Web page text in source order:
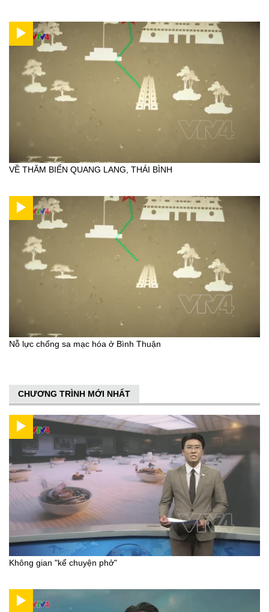
VỀ THĂM BIỂN QUANG LANG, THÁI BÌNH
Nỗ lực chống sa mạc hóa ở Bình Thuận
CHƯƠNG TRÌNH MỚI NHẤT
Không gian "kể chuyện phở"